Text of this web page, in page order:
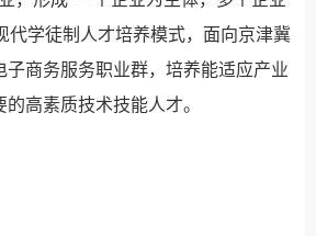
代学徒制人才培养模式，面向京津冀
子商务服务职业群，培养能适应产业
高素质技术技能人才。